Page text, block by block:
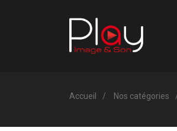
Accueil Nos catégories